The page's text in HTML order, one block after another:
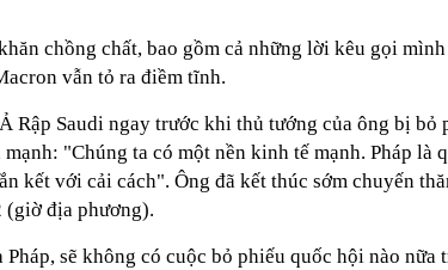
chồng chất, bao gồm cả những lời kêu gọi
vẫn tỏ ra điềm tĩnh.
Rập Saudi ngay trước khi thủ tướng của ông bị bỏ
"Chúng ta có một nền kinh tế mạnh. Pháp là
kết với cải cách". Ông đã kết thúc sớm chuyến
(giờ địa phương).
Pháp, sẽ không có cuộc bỏ phiếu quốc hội nào nữa